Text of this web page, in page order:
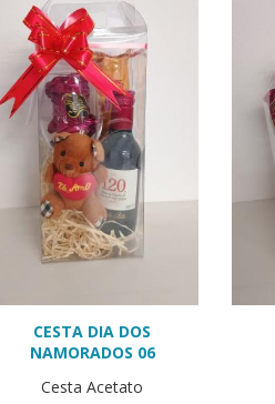
CESTA DIA DOS
NAMORADOS 06
Cesta Acetato